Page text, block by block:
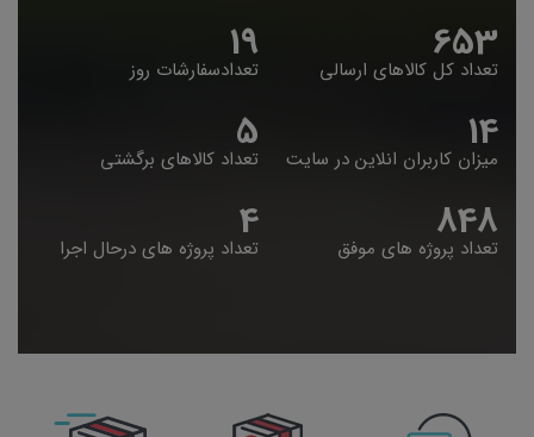
653
تعداد کل کالاهای ارسالی 19
تعدادسفارشات روز
14
میزان کاربران انلاین در سایت 5
تعداد کالاهای برگشتی
848
تعداد پروژه های موفق 4
تعداد پروژه های درحال اجرا